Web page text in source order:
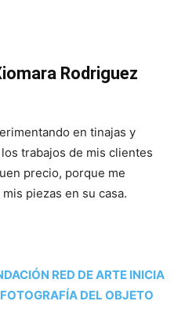
Rodriguez
en tinajas y
trabajos de mis clientes
precio, porque me
piezas en su casa.
RED DE ARTE INICIA
DEL OBJETO